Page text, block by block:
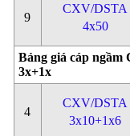
9
CXV/DSTA
4x50
Bảng giá cáp
3x+1x
4
CXV/DSTA
3x10+1x6